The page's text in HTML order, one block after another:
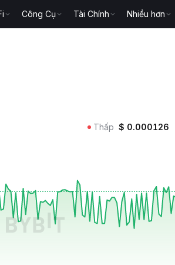
Công Cụ Tài Chính Nhiều hơn
Thấp $ 0.000126